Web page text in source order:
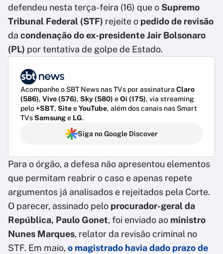
defendeu nesta terça-feira (16) que o Supremo
Tribunal Federal (STF) rejeite o pedido de revisão
da condenação do ex-presidente Jair Bolsonaro
(PL) por tentativa de golpe de Estado.
Acompanhe o SBT News nas TVs por assinatura Claro
(586), Vivo (576), Sky (580) eOi (175), via streaming
pelo+SBT, SiteeYouTube, além dos canais nas Smart
TVsSamsunge LG.
Siga no Google Discover
Para o órgão, a defesa não apresentou elementos
que permitam reabrir o caso e apenas repete
argumentos já analisados e rejeitados pela Corte.
O parecer, assinado pelo procurador-geral da
República, Paulo Gonet, foi enviado ao ministro
Nunes Marques, relator da revisão criminal no
STF. Em maio, o magistrado havia dado prazo de